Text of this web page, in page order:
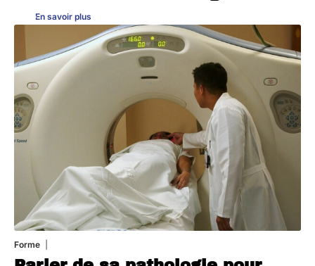
En savoir plus
Forme